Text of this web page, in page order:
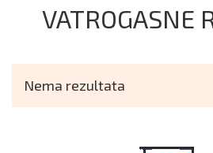
VATROGASNE
Nema rezultata